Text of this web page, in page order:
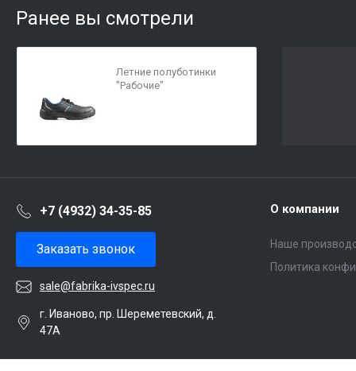
Ранее вы смотрели
Летние полуботинки
"Рабочие"
+7 (4932) 34-35-85
Заказать звонок
sale@fabrika-ivspec.ru
г. Иваново, пр. Шереметевский, д.
47А
О компании
Наше
Политика